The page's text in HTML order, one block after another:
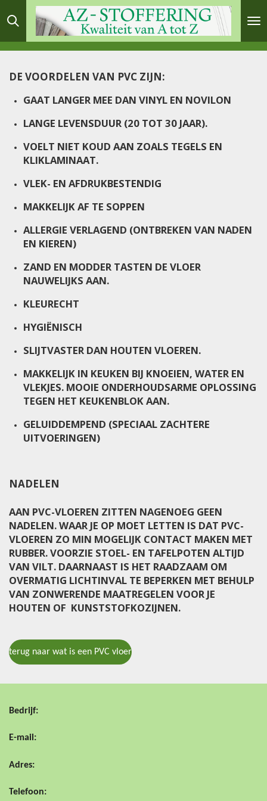
Ga
direct
hoofdinhoud
DE VOORDELEN VAN PVC ZIJN:
GAAT LANGER MEE DAN VINYL EN NOVILON
LANGE LEVENSDUUR (20 TOT 30 JAAR).
VOELT NIET KOUD AAN ZOALS TEGELS EN
KLIKLAMINAAT.
VLEK- EN AFDRUKBESTENDIG
MAKKELIJK AF TE SOPPEN
ALLERGIE VERLAGEND (ONTBREKEN VAN NADEN
EN KIEREN)
ZAND EN MODDER TASTEN DE VLOER
NAUWELIJKS AAN.
KLEURECHT
HYGIËNISCH
SLIJTVASTER DAN HOUTEN VLOEREN.
MAKKELIJK IN KEUKEN BIJ KNOEIEN, WATER EN
VLEKJES. MOOIE ONDERHOUDSARME OPLOSSING
TEGEN HET KEUKENBLOK AAN.
GELUIDDEMPEND (SPECIAAL ZACHTERE
UITVOERINGEN)
NADELEN
AAN PVC-VLOEREN ZITTEN NAGENOEG GEEN
NADELEN. WAAR JE OP MOET LETTEN IS DAT PVC-
VLOEREN ZO MIN MOGELIJK CONTACT MAKEN MET
RUBBER. VOORZIE STOEL- EN TAFELPOTEN ALTIJD
VAN VILT. DAARNAAST IS HET RAADZAAM OM
OVERMATIG LICHTINVAL TE BEPERKEN MET BEHULP
VAN ZONWERENDE MAATREGELEN VOOR JE
HOUTEN OF KUNSTSTOFKOZIJNEN.
terug naar wat is een PVC vloer
Bedrijf:
E-mail:
Adres:
Telefoon: